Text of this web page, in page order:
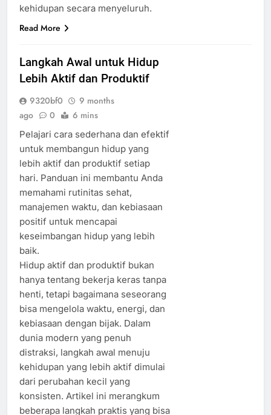
kehidupan secara menyeluruh.
Read More
Langkah Awal untuk Hidup
Lebih Aktif dan Produktif
9320bf0
9 months
ago
0 6 mins
Pelajari cara sederhana dan efektif
untuk membangun hidup yang
lebih aktif dan produktif setiap
hari. Panduan ini membantu Anda
memahami rutinitas sehat,
manajemen waktu, dan kebiasaan
positif untuk mencapai
keseimbangan hidup yang lebih
baik.
Hidup aktif dan produktif bukan
hanya tentang bekerja keras tanpa
henti, tetapi bagaimana seseorang
bisa mengelola waktu, energi, dan
kebiasaan dengan bijak. Dalam
dunia modern yang penuh
distraksi, langkah awal menuju
kehidupan yang lebih aktif dimulai
dari perubahan kecil yang
konsisten. Artikel ini merangkum
beberapa langkah praktis yang bisa